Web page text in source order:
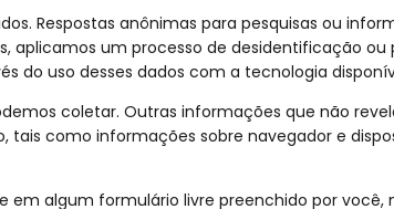
Respostas anônimas para pesquisas ou
aplicamos um processo de desidentificação
do uso desses dados com a tecnologia
coletar. Outras informações que não
tais como informações sobre navegador e
algum formulário livre preenchido por você,